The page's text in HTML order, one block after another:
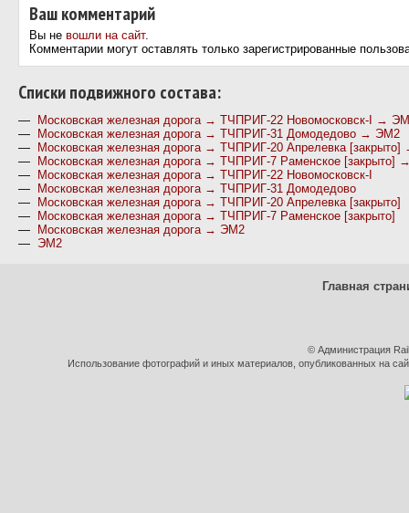
Ваш комментарий
Вы не вошли на сайт.
Комментарии могут оставлять только зарегистрированные
Cписки подвижного состава:
—
Московская железная дорога → ТЧПРИГ-22 Новомосковск-I →
—
Московская железная дорога → ТЧПРИГ-31 Домодедово → ЭМ2
—
Московская железная дорога → ТЧПРИГ-20 Апрелевка
—
Московская железная дорога → ТЧПРИГ-7 Раменское [закрыто]
—
Московская железная дорога → ТЧПРИГ-22 Новомосковск-I
—
Московская железная дорога → ТЧПРИГ-31 Домодедово
—
Московская железная дорога → ТЧПРИГ-20 Апрелевка [закрыто]
—
Московская железная дорога → ТЧПРИГ-7 Раменское [закрыто]
—
Московская железная дорога → ЭМ2
— ЭМ2
Главная
© Администрация
Использование фотографий и иных материалов, опубликованных на